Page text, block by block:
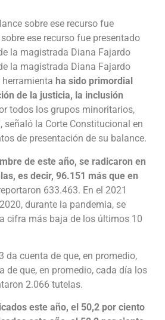
sobre ese recurso fue
ese recurso fue presentado
la magistrada Diana Fajardo
la magistrada Diana Fajardo
herramienta ha sido primordial
de la justicia, la inclusión
todos los grupos minoritarios,
señaló la Corte Constitucional en
de presentación de su balance.
de este año, se radicaron en
es decir, 96.151 más que en
633.463. En el 2021
durante la pandemia, se
cifra más baja de los últimos 10
da cuenta de que, en promedio,
de que, en promedio, cada día los
2.066 tutelas.
este año, el 50,2 por ciento